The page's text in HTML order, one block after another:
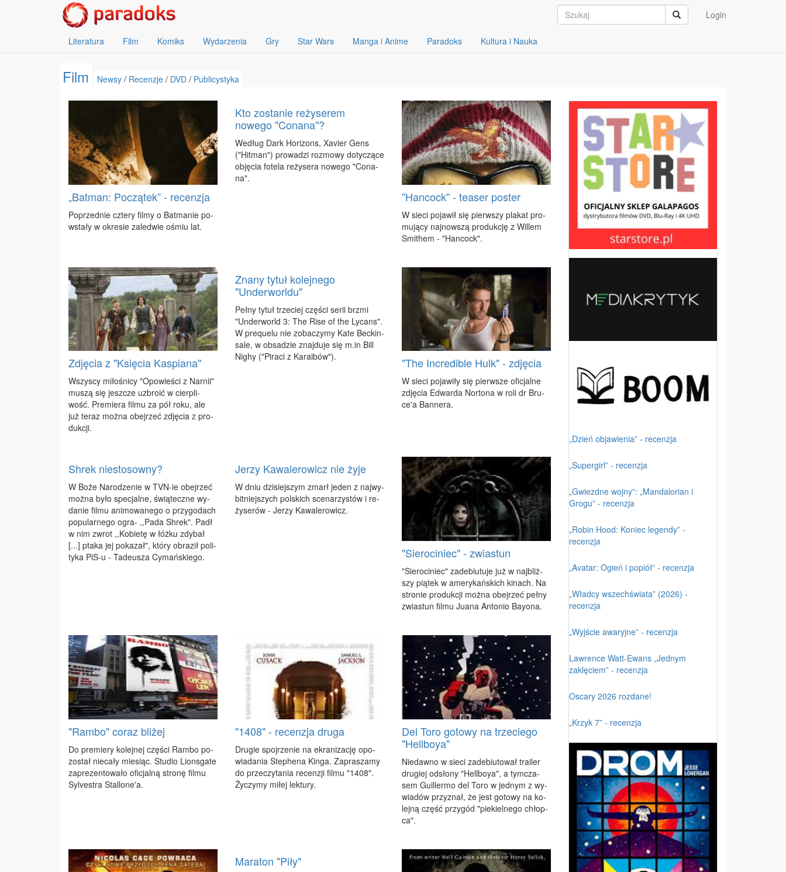
Login
Literatura Film Komiks Wydarzenia Gry Star Wars Manga i Anime Paradoks Kultura i Nauka
Film Newsy / Recenzje / DVD / Publicystyka
„Batman: Początek” - recenzja
Po­przed­nie czte­ry fil­my o Bat­ma­nie po­
wsta­ły w okre­sie za­le­d­wie ośmiu lat.
Kto zostanie reżyserem
nowego "Conana"?
We­dług Dark Ho­ri­zons, Xa­vier Gens
("Hit­man") pro­wa­dzi roz­mo­wy do­ty­czą­ce
ob­ję­cia fo­te­la re­ży­se­ra no­we­go "Co­na­
na".
''Hancock'' - teaser poster
W sie­ci po­ja­wił się pierw­szy pla­kat pro­
mu­ją­cy naj­now­szą pro­duk­cję z Wil­lem
Smi­them - "Han­cock".
Zdjęcia z "Księcia Kaspiana"
Wszy­scy mi­ło­śni­cy "Opo­wie­ści z Na­rnii"
mu­szą się jesz­cze uzbro­ić w cier­pli­
wość. Pre­mie­ra fil­mu za pół ro­ku, ale
już te­raz moż­na obej­rzeć zdję­cia z pro­
duk­cji.
Znany tytuł kolejnego
"Underworldu"
Peł­ny ty­tuł trze­ciej czę­ści se­rii brzmi
"Un­der­world 3: The Ri­se of the Ly­cans".
W pre­qu­elu nie zo­ba­czy­my Ka­te Bec­kin­
sa­le, w ob­sa­dzie znaj­du­je się m.​in Bill
Ni­ghy ("Pi­ra­ci z Ka­ra­ibów").
"The Incredible Hulk" - zdjęcia
W sie­ci po­ja­wi­ły się pierw­sze ofi­cjal­ne
zdję­cia Edwar­da Nor­to­na w ro­li dr Bru­
ce'a Ban­ne­ra.
Shrek niestosowny?
W Bo­że Na­ro­dze­nie w TVN-ie obej­rzeć
moż­na by­ło spe­cjal­ne, świą­tecz­ne wy­
da­nie fil­mu ani­mo­wa­ne­go o przy­go­dach
po­pu­lar­ne­go ogra- ,,Pa­da Shrek". Padł
w nim zwrot ,,Ko­bie­tę w łóż­ku zdy­bał
[...] pta­ka jej po­ka­zał", któ­ry ob­ra­ził po­li­
ty­ka PiS-u - Ta­de­usza Cy­mań­skie­go.
Jerzy Kawalerowicz nie żyje
W dniu dzi­siej­szym zmarł je­den z naj­wy­
bit­niej­szych pol­skich sce­na­rzy­stów i re­
ży­se­rów - Je­rzy Ka­wa­le­ro­wicz.
"Sierociniec" - zwiastun
"Sie­ro­ci­niec" za­de­biu­tu­je już w naj­bliż­
szy pią­tek w ame­ry­kań­skich ki­nach. Na
stro­nie pro­duk­cji moż­na obej­rzeć peł­ny
zwia­stun fil­mu Ju­ana An­to­nio Bay­ona.
"Rambo" coraz bliżej
Do pre­mie­ry ko­lej­nej czę­ści Ram­bo po­
zo­stał nie­ca­ły mie­siąc. Stu­dio Lions­ga­te
za­pre­zen­to­wa­ło ofi­cjal­ną stro­nę fil­mu
Sy­lve­stra Stal­lo­ne'a.
"1408" - recenzja druga
Dru­gie spoj­rze­nie na ekra­ni­za­cję opo­
wia­da­nia Ste­phe­na Kin­ga. Za­pra­sza­my
do prze­czy­ta­nia re­cen­zji fil­mu "1408".
Ży­czy­my mi­łej lek­tu­ry.
Del Toro gotowy na trzeciego
"Hellboya"
Nie­daw­no w sie­ci za­de­biu­to­wał tra­iler
dru­giej od­sło­ny "Hel­l­boya", a tym­cza­
sem Gu­il­ler­mo del To­ro w jed­nym z wy­
wia­dów przy­znał, że jest go­to­wy na ko­
lej­ną część przy­gód "pie­kiel­ne­go chłop­
ca".
Maraton "Piły"
„Dzień objawienia” - recenzja
„Supergirl” - recenzja
„Gwiezdne wojny”: „Mandalorian i
Grogu” - recenzja
„Robin Hood: Koniec legendy” -
recenzja
„Avatar: Ogień i popiół” - recenzja
„Władcy wszechświata” (2026) -
recenzja
„Wyjście awaryjne” - recenzja
Lawrence Watt-Ewans „Jednym
zaklęciem” - recenzja
Oscary 2026 rozdane!
„Krzyk 7” - recenzja